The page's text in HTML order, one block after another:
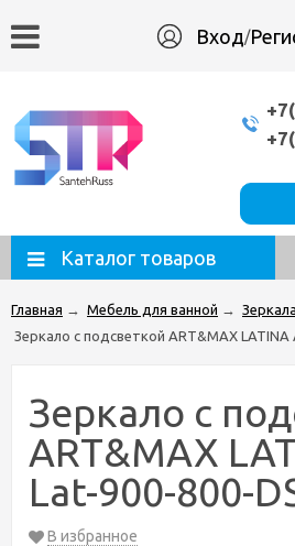
Вход/
Каталог товаров
Главная → Мебель для ванной → Зеркала
Зеркало с подсветкой ART&MAX
Зеркало с
ART&MAX
Lat-900-800-
В избранное